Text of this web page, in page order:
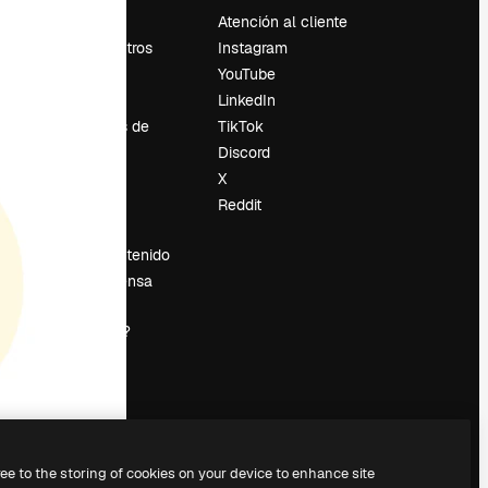
Sobre nosotros
Tendencias de
Vender contenido
Sala de prensa
magnific.ai?
Atención al cliente
Instagram
YouTube
LinkedIn
TikTok
Discord
X
Reddit
to the storing of cookies on your device to enhance site